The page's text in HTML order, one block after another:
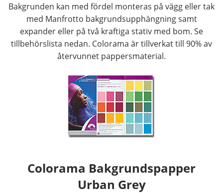
Bakgrunden kan med fördel monteras på vägg eller tak
med Manfrotto bakgrundsupphängning samt
expander eller på två kraftiga stativ med bom. Se
tillbehörslista nedan. Colorama är tillverkat till 90% av
återvunnet pappersmaterial.
Colorama Bakgrundspapper
Urban Grey